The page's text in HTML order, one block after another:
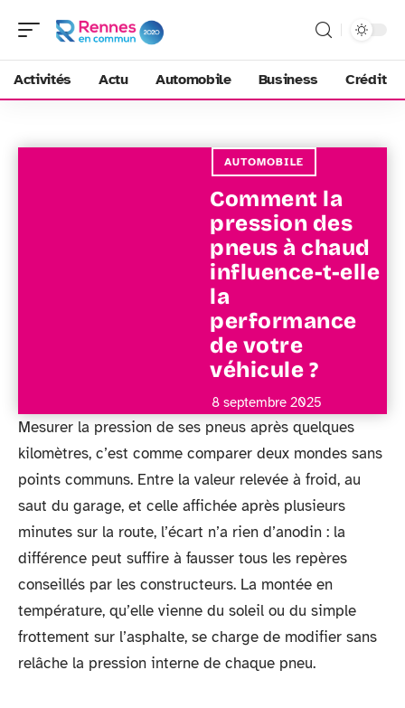
Activités Actu Automobile Business Crédit
AUTOMOBILE
Comment la
pression des
pneus à chaud
influence-t-elle
la
performance
de votre
véhicule ?
8 septembre 2025
Mesurer la pression de ses pneus après quelques
kilomètres, c’est comme comparer deux mondes sans
points communs. Entre la valeur relevée à froid, au
saut du garage, et celle affichée après plusieurs
minutes sur la route, l’écart n’a rien d’anodin : la
différence peut suffire à fausser tous les repères
conseillés par les constructeurs. La montée en
température, qu’elle vienne du soleil ou du simple
frottement sur l’asphalte, se charge de modifier sans
relâche la pression interne de chaque pneu.